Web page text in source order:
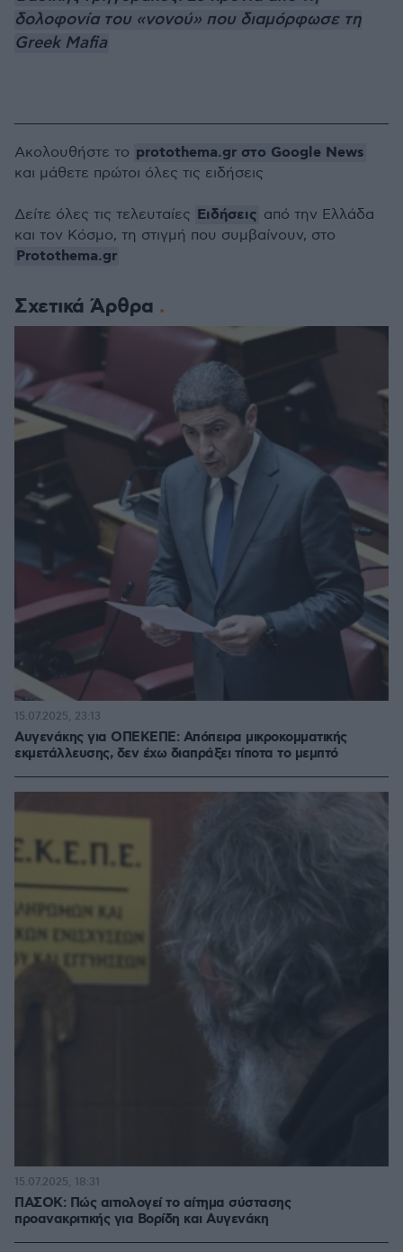
δολοφονία του «νονού» που διαμόρφωσε τη
Greek Mafia
Σχετικά Άρθρα
Αυγενάκης για ΟΠΕΚΕΠΕ: Απόπειρα μικροκομματικής
εκμετάλλευσης, δεν έχω διαπράξει τίποτα το μεμπτό
15.07.2025, 23:13
ΠΑΣΟΚ: Πώς αιτιολογεί το αίτημα σύστασης
προανακριτικής για Βορίδη και Αυγενάκη
15.07.2025, 18:31
Ακολουθήστε το protothema.gr στο Google News
και μάθετε πρώτοι όλες τις ειδήσεις
Δείτε όλες τις τελευταίες Ειδήσεις από την Ελλάδα
και τον Κόσμο, τη στιγμή που συμβαίνουν, στο
Protothema.gr